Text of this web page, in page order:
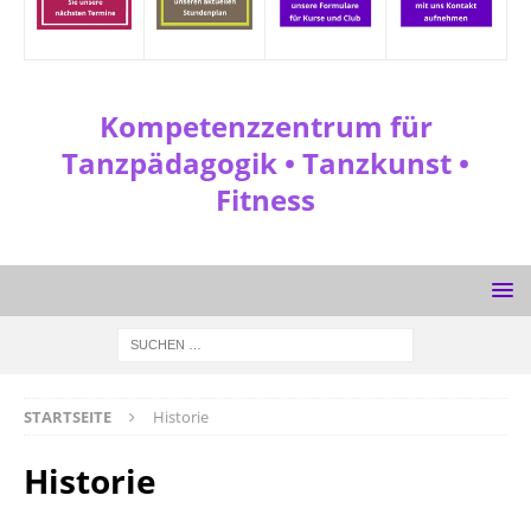
Kompetenzzentrum für
Tanzpädagogik • Tanzkunst •
Fitness
STARTSEITE Historie
Historie